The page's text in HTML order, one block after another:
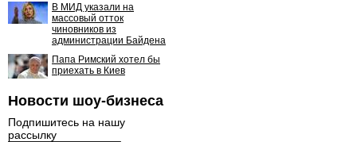
В МИД указали на
массовый отток
чиновников из
администрации Байдена
Папа Римский хотел бы
приехать в Киев
Новости шоу-бизнеса
Подпишитесь на нашу
рассылку